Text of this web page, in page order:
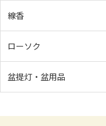
線香
ローソク
盆提灯・盆用品